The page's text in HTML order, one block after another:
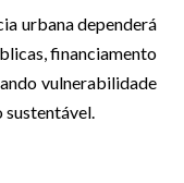
urbana dependerá
financiamento
vulnerabilidade